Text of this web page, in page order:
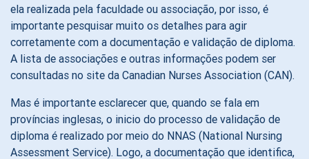
ela realizada pela faculdade ou associação, por isso, é
importante pesquisar muito os detalhes para agir
corretamente com a documentação e validação de diploma.
A lista de associações e outras informações podem ser
consultadas no site da Canadian Nurses Association (CAN).
Mas é importante esclarecer que, quando se fala em
províncias inglesas, o inicio do processo de validação de
diploma é realizado por meio do NNAS (National Nursing
Assessment Service). Logo, a documentação que identifica,